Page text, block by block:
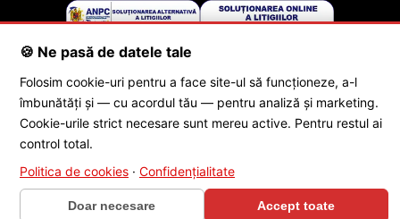
© 2026 SC POLITES ONLINE SRL
🍪 Ne pasă de datele tale
Folosim cookie-uri pentru a face site-ul să funcționeze, a-l
îmbunătăți și — cu acordul tău — pentru analiză și marketing.
Cookie-urile strict necesare sunt mereu active. Pentru restul ai
control total.
Politica de cookies · Confidențialitate
Doar necesare Accept toate
×
🎁 CONCURS SĂPTĂMÂNAL